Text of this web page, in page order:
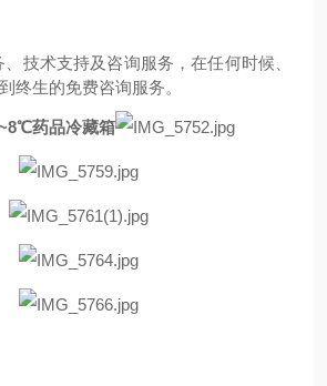
、技术支持及咨询服务，在任何时候、
终生的免费咨询服务。
药品冷藏箱